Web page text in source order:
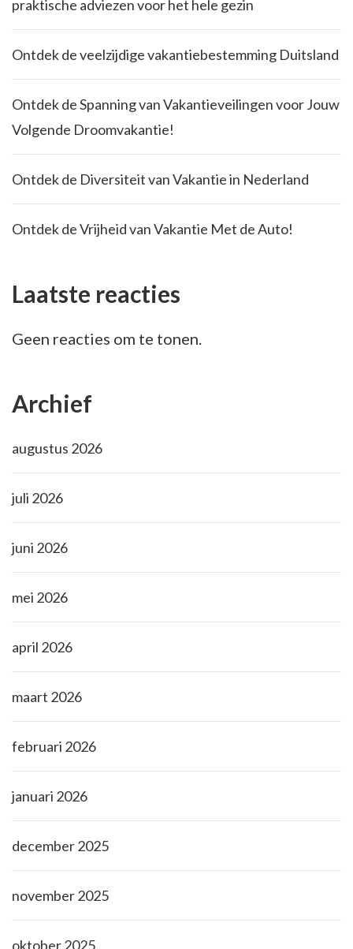
praktische adviezen voor het hele gezin
Ontdek de veelzijdige vakantiebestemming Duitsland
Ontdek de Spanning van Vakantieveilingen voor Jouw
Volgende Droomvakantie!
Ontdek de Diversiteit van Vakantie in Nederland
Ontdek de Vrijheid van Vakantie Met de Auto!
Laatste reacties
Geen reacties om te tonen.
Archief
augustus 2026
juli 2026
juni 2026
mei 2026
april 2026
maart 2026
februari 2026
januari 2026
december 2025
november 2025
oktober 2025